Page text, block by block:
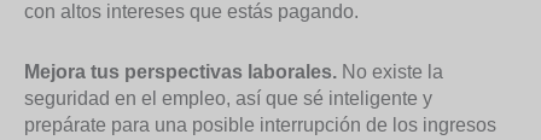
con altos intereses que estás pagando.
Mejora tus perspectivas laborales. No existe la
seguridad en el empleo, así que sé inteligente y
prepárate para una posible interrupción de los ingresos